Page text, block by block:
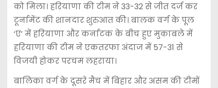
को मिला। हरियाणा की टीम ने 33-32 से जीत दर्ज कर
टूर्नामेंट की शानदार शुरुआत की। बालक वर्ग के पूल
‘ए’ में हरियाणा और कर्नाटक के बीच हुए मुकाबले में
हरियाणा की टीम ने एकतरफा अंदाज में 57-31 से
विजयी होकर परचम लहराया।
बालिका वर्ग के दूसरे मैच में बिहार और असम की टीमों